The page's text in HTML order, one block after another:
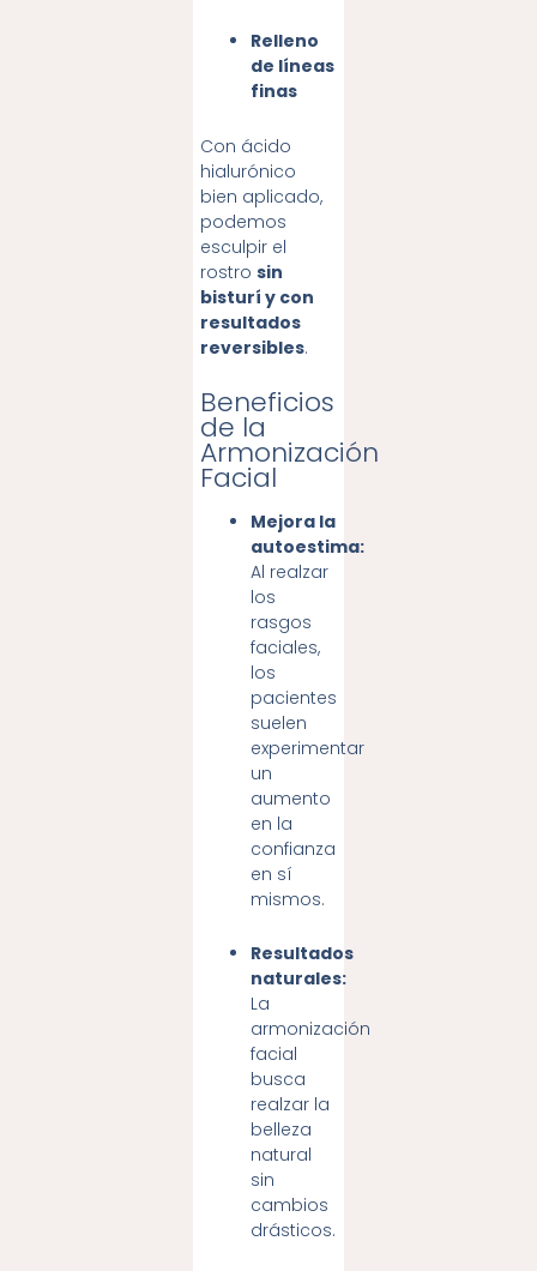
Relleno
de líneas
finas
Con ácido
hialurónico
bien aplicado,
podemos
esculpir el
rostro sin
bisturí y con
resultados
reversibles.
Beneficios
de la
Armonización
Facial
Mejora la
autoestima:
Al realzar
los
rasgos
faciales,
los
pacientes
suelen
experimentar
un
aumento
en la
confianza
en sí
mismos.
Resultados
naturales:
La
armonización
facial
busca
realzar la
belleza
natural
sin
cambios
drásticos.